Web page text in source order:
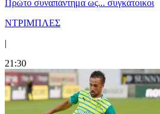
Πρώτο συναπάντημα ως... συγκάτοικοι
ΝΤΡΙΜΠΛΕΣ
|
21:30